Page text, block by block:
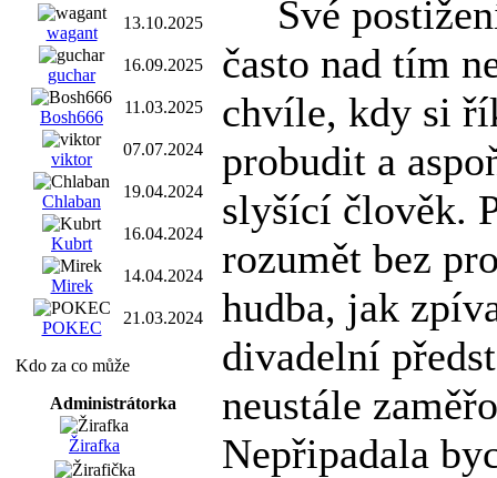
wagant
13.10.2025
guchar
16.09.2025
Bosh666
11.03.2025
viktor
07.07.2024
Chlaban
19.04.2024
Kubrt
16.04.2024
Mirek
14.04.2024
POKEC
21.03.2024
Kdo za co může
Administrátorka
Žirafka
Své
často nad tím
chvíle, kdy si
probudit a
slyšící člověk.
rozumět bez
hudba, jak
divadelní
neustále
Nepřipadala